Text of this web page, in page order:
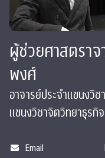
ผู้ช่วยศาสตรา
พงศ์
อาจารย์ประจำแขนงวิ
แขนงวิชาจิตวิทยาธุรกิจ
Email